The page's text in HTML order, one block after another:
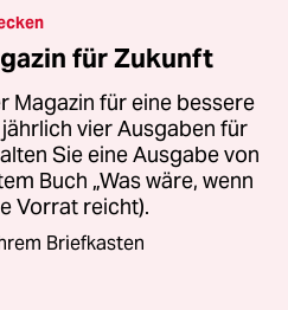
für Zukunft
Magazin für eine bessere
vier Ausgaben für
Sie eine Ausgabe von
Buch „Was wäre, wenn
Vorrat reicht).
Briefkasten